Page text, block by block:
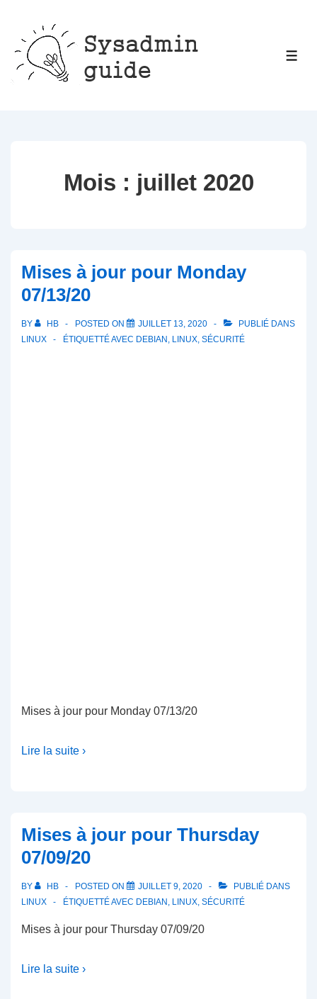
contenu
Mois : juillet 2020
Mises à jour pour Monday
07/13/20
BY HB POSTED ON JUILLET 13, 2020
PUBLIÉ DANS
LINUX
ÉTIQUETTÉ AVEC DEBIAN , LINUX, SÉCURITÉ
Mises à jour pour Monday 07/13/20
Lire la suite ›
Mises à jour pour Thursday
07/09/20
BY HB POSTED ON JUILLET 9, 2020
PUBLIÉ DANS
LINUX
ÉTIQUETTÉ AVEC DEBIAN , LINUX, SÉCURITÉ
Mises à jour pour Thursday 07/09/20
Lire la suite ›